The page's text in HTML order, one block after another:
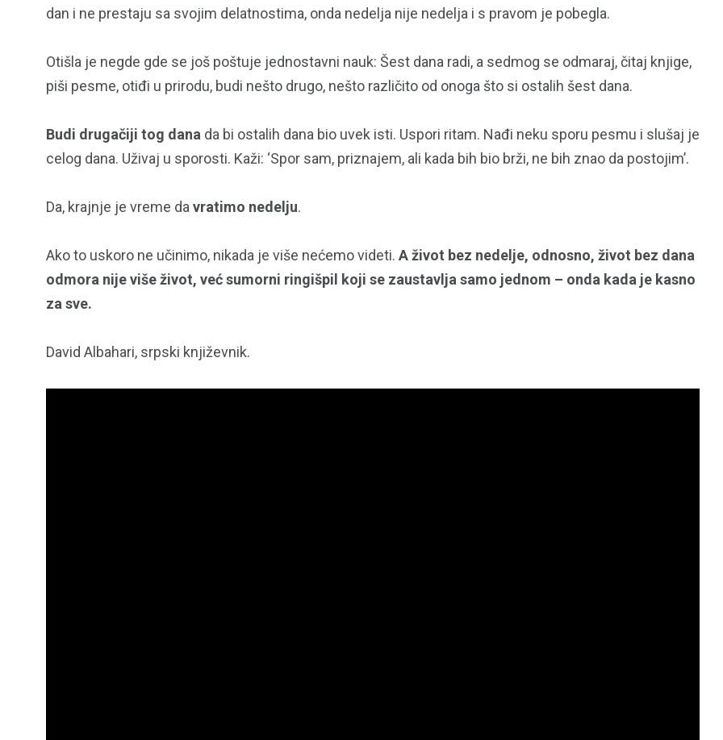
dan i ne prestaju sa svojim delatnostima, onda nedelja nije nedelja i s pravom je pobegla.
Otišla je negde gde se još poštuje jednostavni nauk: Šest dana radi, a sedmog se odmaraj, čitaj knjige,
piši pesme, otiđi u prirodu, budi nešto drugo, nešto različito od onoga što si ostalih šest dana.
Budi drugačiji tog dana da bi ostalih dana bio uvek isti. Uspori ritam. Nađi neku sporu pesmu i slušaj je
celog dana. Uživaj u sporosti. Kaži: ‘Spor sam, priznajem, ali kada bih bio brži, ne bih znao da postojim’.
Da, krajnje je vreme da vratimo nedelju.
Ako to uskoro ne učinimo, nikada je više nećemo videti. A život bez nedelje, odnosno, život bez dana
odmora nije više život, već sumorni ringišpil koji se zaustavlja samo jednom – onda kada je kasno
za sve.
David Albahari, srpski književnik.